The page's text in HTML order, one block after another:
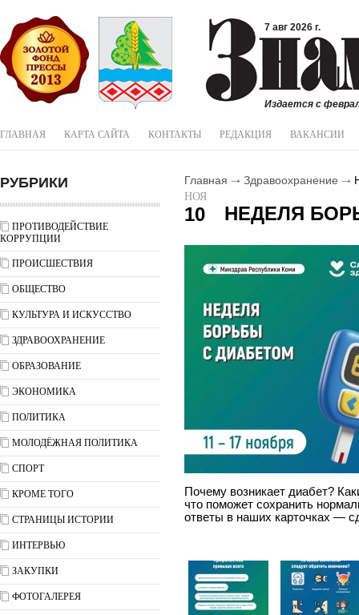
7 авг 2026 г.
Издается с
ГЛАВНАЯ КАРТА САЙТА КОНТАКТЫ РЕДАКЦИЯ ВАКАНСИИ
РУБРИКИ
ПРОТИВОДЕЙСТВИЕ
КОРРУПЦИИ
ПРОИСШЕСТВИЯ
ОБЩЕСТВО
КУЛЬТУРА И ИСКУССТВО
ЗДРАВООХРАНЕНИЕ
ОБРАЗОВАНИЕ
ЭКОНОМИКА
ПОЛИТИКА
МОЛОДЁЖНАЯ ПОЛИТИКА
СПОРТ
КРОМЕ ТОГО
СТРАНИЦЫ ИСТОРИИ
ИНТЕРВЬЮ
ЗАКУПКИ
ФОТОГАЛЕРЕЯ
Главная Здравоохранение
НОЯ
10 НЕДЕЛЯ
Почему возникает диабет?
что поможет сохранить
ответы в наших карточках —